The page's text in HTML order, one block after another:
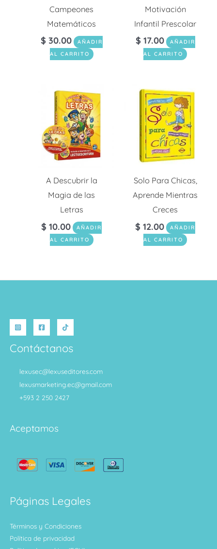
Campeones
Matemáticos
$ 30.00
AÑADIR
AL CARRITO
Motivación
Infantil Prescolar
$ 17.00
AÑADIR
AL CARRITO
A Descubrir la
Magia de las
Letras
$ 10.00
AÑADIR
AL CARRITO
Solo Para Chicas,
Aprende Mientras
Creces
$ 12.00
AÑADIR
AL CARRITO
Contáctanos
lexusec@lexuseditores.com
lexusmarketing.ec@gmail.com
+593 2 250 2427
Aceptamos
Páginas Legales
Términos y Condiciones
Política de privacidad